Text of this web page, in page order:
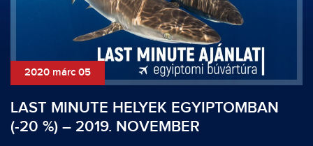
2020 márc 05
LAST MINUTE HELYEK EGYIPTOMBAN
(-20 %) – 2019. NOVEMBER